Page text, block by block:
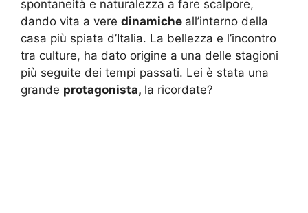
spontaneità e naturalezza a fare scalpore,
dando vita a vere dinamiche all’interno della
casa più spiata d’Italia. La bellezza e l’incontro
tra culture, ha dato origine a una delle stagioni
più seguite dei tempi passati. Lei è stata una
grande protagonista, la ricordate?